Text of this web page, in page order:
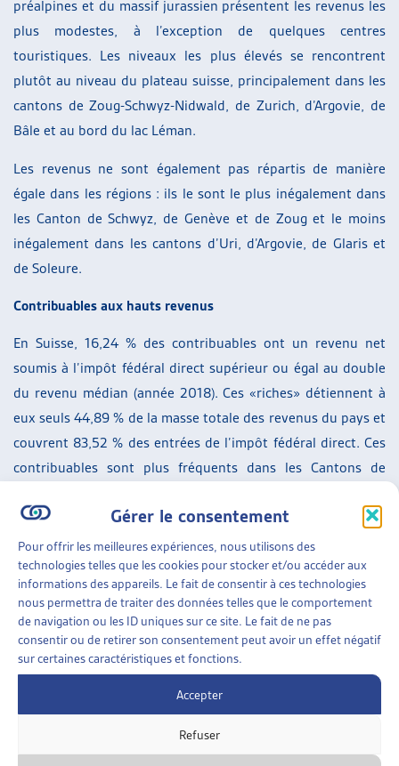
Gérer le consentement
Pour offrir les meilleures expériences, nous utilisons des
technologies telles que les cookies pour stocker et/ou accéder aux
informations des appareils. Le fait de consentir à ces technologies
nous permettra de traiter des données telles que le comportement
de navigation ou les ID uniques sur ce site. Le fait de ne pas
consentir ou de retirer son consentement peut avoir un effet négatif
sur certaines caractéristiques et fonctions.
Accepter
Refuser
préalpines et du massif jurassien présentent les revenus les
plus modestes, à l’exception de quelques centres
touristiques. Les niveaux les plus élevés se rencontrent
plutôt au niveau du plateau suisse, principalement dans les
cantons de Zoug-Schwyz-Nidwald, de Zurich, d’Argovie, de
Bâle et au bord du lac Léman.
Les revenus ne sont également pas répartis de manière
égale dans les régions : ils le sont le plus inégalement dans
les Canton de Schwyz, de Genève et de Zoug et le moins
inégalement dans les cantons d’Uri, d’Argovie, de Glaris et
de Soleure.
Contribuables aux hauts revenus
En Suisse, 16,24 % des contribuables ont un revenu net
soumis à l’impôt fédéral direct supérieur ou égal au double
du revenu médian (année 2018). Ces «riches» détiennent à
eux seuls 44,89 % de la masse totale des revenus du pays et
couvrent 83,52 % des entrées de l’impôt fédéral direct. Ces
contribuables sont plus fréquents dans les Cantons de
fréquents en Valais, au Jura, à Uri et à Glaris. La part des
ménages au revenu supérieur ou égal au double du revenu
médial a légèrement augmenté de 2010 à 2018.
Répartition de la fortune
Enfin, la fortune nette par contribuable a augmenté entre
2015 et 2018. Pendant la même période, la part de la
fortune des 1% de personne les plus riches a augmenté de
38% à 44%.
Lien vers le rapport :